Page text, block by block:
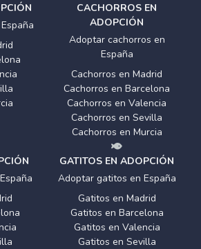
CACHORROS EN
ADOPCIÓN
Adoptar cachorros en
España
Cachorros en Madrid
Cachorros en Barcelona
Cachorros en Valencia
Cachorros en Sevilla
Cachorros en Murcia
GATITOS EN ADOPCIÓN
Adoptar gatitos en España
Gatitos en Madrid
Gatitos en Barcelona
Gatitos en Valencia
Gatitos en Sevilla